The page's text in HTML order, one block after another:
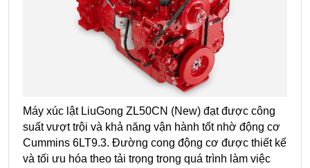
Máy xúc lật LiuGong ZL50CN (New) đạt được công
suất vượt trội và khả năng vận hành tốt nhờ động cơ
Cummins 6LT9.3. Đường cong động cơ được thiết kế
và tối ưu hóa theo tải trọng trong quá trình làm việc